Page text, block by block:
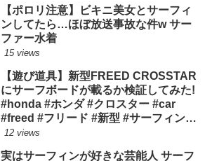
【ポロリ注意】ビキニ美女とサーフィ
ンしてたら…ほぼ放送事故な件w サー
ファー水着
15 views
【遊び道具】新型FREED CROSSTAR
にサーフボードが載るか検証してみた!
#honda #ホンダ #クロスター #car
#freed #フリード #新型 #サーフィン
ロングボード
12 views
実はサーフィンが好きな芸能人 サーフ